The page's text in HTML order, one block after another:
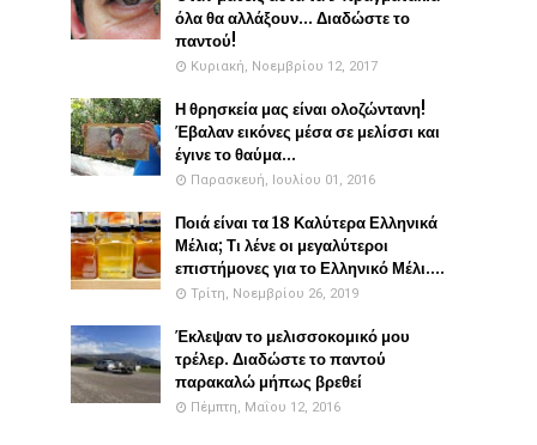
όλα θα αλλάξουν... Διαδώστε το
παντού!
Κυριακή, Νοεμβρίου 12, 2017
Η θρησκεία μας είναι ολοζώντανη!
Έβαλαν εικόνες μέσα σε μελίσσι και
έγινε το θαύμα...
Παρασκευή, Ιουλίου 01, 2016
Ποιά είναι τα 18 Καλύτερα Ελληνικά
Μέλια; Τι λένε οι μεγαλύτεροι
επιστήμονες για το Ελληνικό Μέλι....
Τρίτη, Νοεμβρίου 26, 2019
Έκλεψαν το μελισσοκομικό μου
τρέλερ. Διαδώστε το παντού
παρακαλώ μήπως βρεθεί
Πέμπτη, Μαΐου 12, 2016